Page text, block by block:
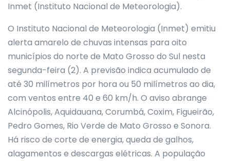
Inmet (Instituto Nacional de Meteorologia).
O Instituto Nacional de Meteorologia (Inmet) emitiu
alerta amarelo de chuvas intensas para oito
municípios do norte de Mato Grosso do Sul nesta
segunda-feira (2). A previsão indica acumulado de
até 30 milímetros por hora ou 50 milímetros ao dia,
com ventos entre 40 e 60 km/h. O aviso abrange
Alcinópolis, Aquidauana, Corumbá, Coxim, Figueirão,
Pedro Gomes, Rio Verde de Mato Grosso e Sonora.
Há risco de corte de energia, queda de galhos,
alagamentos e descargas elétricas. A população